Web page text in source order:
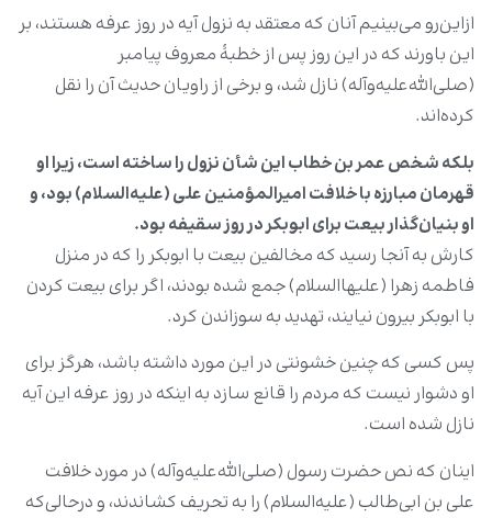
ازاین‌رو می‌بینیم آنان که معتقد به نزول آیه در روز عرفه هستند، بر
این باورند که در این روز پس از خطبۀ معروف پیامبر
(صلی‌الله‌علیه‌‌وآله) نازل شد، و برخی از راویان حدیث آن را نقل
کرده‌اند.
بلکه شخص عمر بن خطاب این شأن نزول را ساخته است، زیرا او
قهرمان مبارزه با خلافت امیرالمؤمنین علی(علیه‌السلام) بود، و
او بنیان‌گذار بیعت برای ابوبکر در روز سقیفه بود.
کارش به آنجا رسید که مخالفین بیعت با ابوبکر را که در منزل
فاطمه زهرا (علیها‌السلام) جمع شده بودند، اگر برای بیعت کردن
با ابوبکر بیرون نیایند، تهدید به سوزاندن کرد.
پس کسی که چنین خشونتی در این مورد داشته باشد، هرگز برای
او دشوار نیست که مردم را قانع سازد به اینکه در روز عرفه این آیه
نازل شده است.
اینان که نص حضرت رسول‌ (صلی‌الله‌علیه‌وآله) در مورد خلافت
علی بن ابی‌طالب‌ (علیه‌السلام) را به تحریف کشاندند، و درحالی‌که